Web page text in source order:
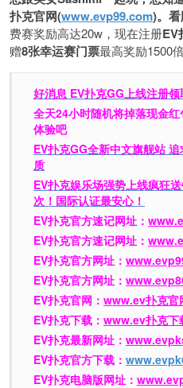
扑克官网(www.evp99.com)。
费赛奖励高达20w，现在注册EV
赠8张幸运赛门票最高奖励1500
好消息 EV扑克GG上线注册
全天24小时随机将掉落现金
体验吧
EV扑克GG全新中文旗舰站追
质
EV扑克娱乐场强势上线疯狂
次！国际认证最安心！
EV扑克官方速记网址：
EV扑克官方速记网址：
EV扑克官方网址：
EV扑克官方网址：
EV扑克官网： www.ev扑克官
EV扑克下载： www.ev扑克下
EV扑克最新网址：
EV扑克官方下载：
EV扑克电脑版网址：